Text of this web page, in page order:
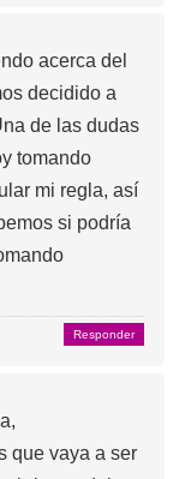
acerca del
decidido a
de las dudas
tomando
mi regla, así
si podría
Responder
que vaya a ser